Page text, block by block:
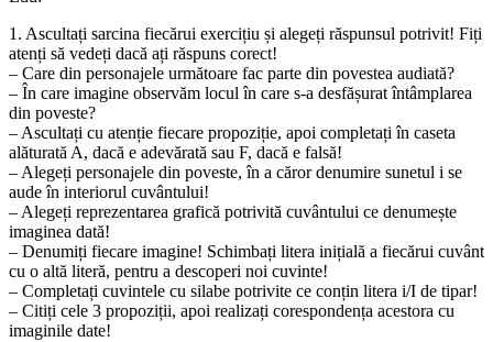
1. Ascultați sarcina fiecărui exercițiu și alegeți răspunsul potrivit! Fiți
atenți să vedeți dacă ați răspuns corect!
– Care din personajele următoare fac parte din povestea audiată?
– În care imagine observăm locul în care s-a desfășurat întâmplarea
din poveste?
– Ascultați cu atenție fiecare propoziție, apoi completați în caseta
alăturată A, dacă e adevărată sau F, dacă e falsă!
– Alegeți personajele din poveste, în a căror denumire sunetul i se
aude în interiorul cuvântului!
– Alegeți reprezentarea grafică potrivită cuvântului ce denumește
imaginea dată!
– Denumiți fiecare imagine! Schimbați litera inițială a fiecărui cuvânt
cu o altă literă, pentru a descoperi noi cuvinte!
– Completați cuvintele cu silabe potrivite ce conțin litera i/I de tipar!
– Citiți cele 3 propoziții, apoi realizați corespondența acestora cu
imaginile date!